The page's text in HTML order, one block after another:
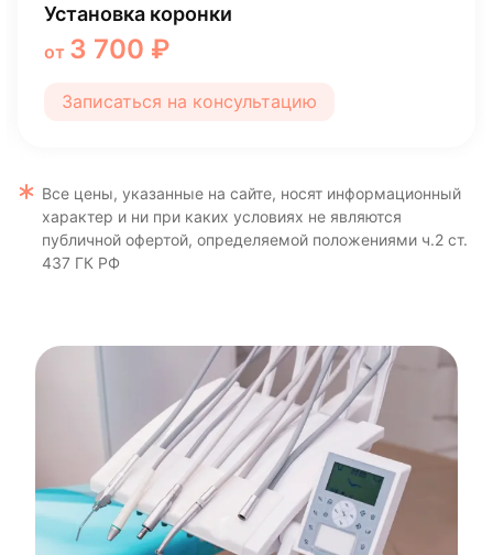
Коронка металлокерамическая
от 23 100 ₽
Записаться на консультацию
Все цены, указанные на сайте, носят информационный
характер и ни при каких условиях не являются
публичной офертой, определяемой положениями ч.2 ст.
437 ГК РФ